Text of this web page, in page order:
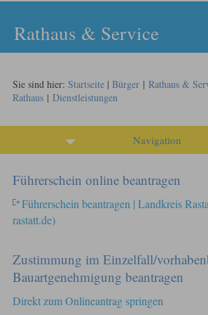
Rathaus & Service
Sie sind hier: Startseite | Bürger| Rathaus &
Rathaus| Dienstleistungen
Navigation
Führerschein online beantragen
Führerschein beantragen | Landkreis
rastatt.de)
Zustimmung im Einzelfall/
Bauartgenehmigung beantragen
Direkt zum Onlineantrag springen